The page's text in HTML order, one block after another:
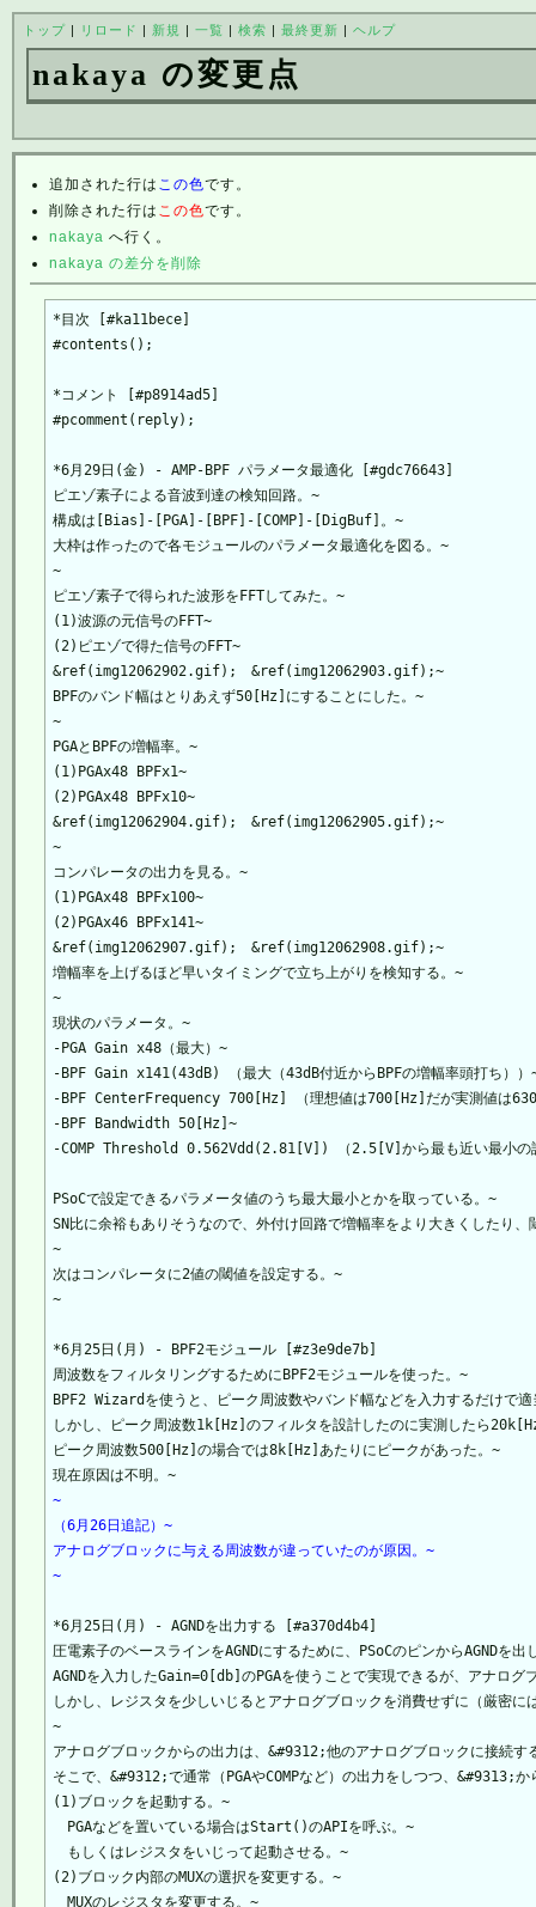
トップ| リロード | 新規 | 一覧 | 検索 | 最終更新 | ヘルプ
nakaya の変更点
追加された行は この色です。
削除された行は この色です。
nakaya へ行く。
nakaya の差分を削除
*目次 [#ka11bece]
#contents();
*コメント [#p8914ad5]
#pcomment(reply);
*6月29日(金) - AMP-BPF パラメータ最適化 [#gdc76643]
ピエゾ素子による音波到達の検知回路。~
構成は[Bias]-[PGA]-[BPF]-[COMP]-[DigBuf]。~
大枠は作ったので各モジュールのパラメータ最適化を図る。~
~
ピエゾ素子で得られた波形をFFTしてみた。~
(1)波源の元信号のFFT~
(2)ピエゾで得た信号のFFT~
&ref(img12062902.gif);　&ref(img12062903.gif);~
BPFのバンド幅はとりあえず50[Hz]にすることにした。~
~
PGAとBPFの増幅率。~
(1)PGAx48 BPFx1~
(2)PGAx48 BPFx10~
&ref(img12062904.gif);　&ref(img12062905.gif);~
~
コンパレータの出力を見る。~
(1)PGAx48 BPFx100~
(2)PGAx46 BPFx141~
&ref(img12062907.gif);　&ref(img12062908.gif);~
増幅率を上げるほど早いタイミングで立ち上がりを検知する。~
~
現状のパラメータ。~
-PGA Gain x48（最大）~
-BPF Gain x141(43dB) （最大（43dB付近からBPFの増幅率頭打ち））
-BPF CenterFrequency 700[Hz] （理想値は700[Hz]だが実測値は
-BPF Bandwidth 50[Hz]~
-COMP Threshold 0.562Vdd(2.81[V]) （2.5[V]から最も近い最小の
PSoCで設定できるパラメータ値のうち最大最小とかを取っている。~
SN比に余裕もありそうなので、外付け回路で増幅率をより大きくしたり
~
次はコンパレータに2値の閾値を設定する。~
~
*6月25日(月) - BPF2モジュール [#z3e9de7b]
周波数をフィルタリングするためにBPF2モジュールを使った。~
BPF2 Wizardを使うと、ピーク周波数やバンド幅などを入力するだけで
しかし、ピーク周波数1k[Hz]のフィルタを設計したのに実測したら
ピーク周波数500[Hz]の場合では8k[Hz]あたりにピークがあった。~
現在原因は不明。~
~
（6月26日追記）~
アナログブロックに与える周波数が違っていたのが原因。~
~
*6月25日(月) - AGNDを出力する [#a370d4b4]
圧電素子のベースラインをAGNDにするために、PSoCのピンからAGNDを出
AGNDを入力したGain=0[db]のPGAを使うことで実現できるが、アナログ
しかし、レジスタを少しいじるとアナログブロックを消費せずに（厳密に
~
アナログブロックからの出力は、&#9312;他のアナログブロックに接続
そこで、&#9312;で通常（PGAやCOMPなど）の出力をしつつ、&#9313;か
(1)ブロックを起動する。~
PGAなどを置いている場合はStart()のAPIを呼ぶ。~
もしくはレジスタをいじって起動させる。~
(2)ブロック内部のMUXの選択を変更する。~
MUXのレジスタを変更する。~